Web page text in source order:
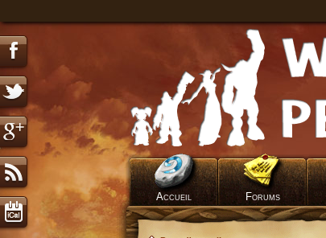
Accueil Forums